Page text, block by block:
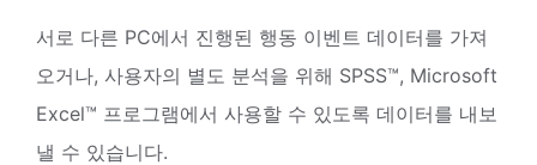
서로 다른 PC에서 진행된 행동 이벤트 데이터를 가져
오거나, 사용자의 별도 분석을 위해 SPSS™, Microsoft
Excel™ 프로그램에서 사용할 수 있도록 데이터를 내보
낼 수 있습니다.